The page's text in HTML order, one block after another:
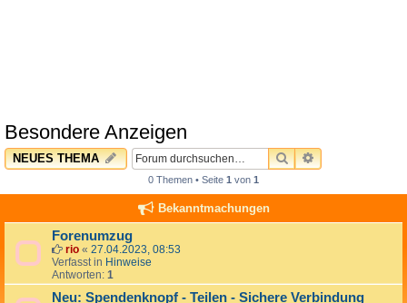
Besondere Anzeigen
NEUES THEMA SUCHEERWEITERTE
0 Themen • Seite 1 von 1
Bekanntmachungen
Forenumzug
rio « 27.04.2023, 08:53
Verfasst in Hinweise
Antworten: 1
Neu: Spendenknopf - Teilen - Sichere Verbindung